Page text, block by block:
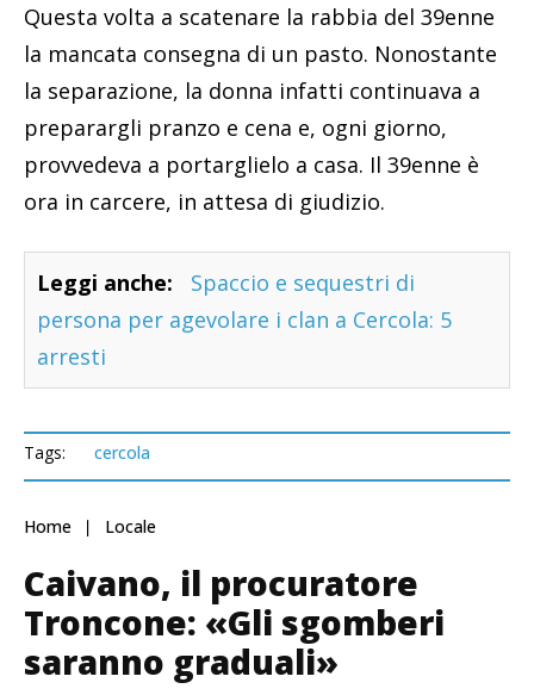
Questa volta a scatenare la rabbia del 39enne
la mancata consegna di un pasto. Nonostante
la separazione, la donna infatti continuava a
preparargli pranzo e cena e, ogni giorno,
provvedeva a portarglielo a casa. Il 39enne è
ora in carcere, in attesa di giudizio.
Leggi anche:
Spaccio e sequestri di
persona per agevolare i clan a Cercola: 5
arresti
Tags: cercola
Home Locale
Caivano, il procuratore
Troncone: «Gli sgomberi
saranno graduali»